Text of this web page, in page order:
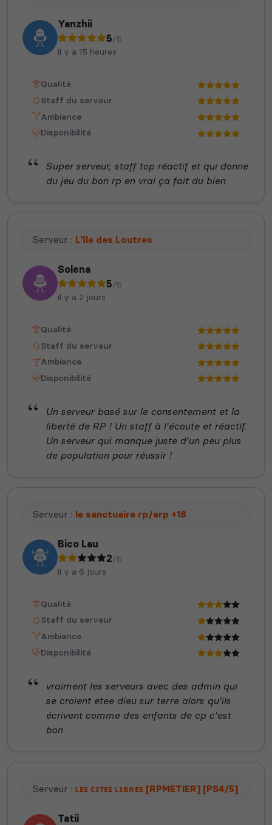
Yanzhii
5/5
il y a 15 heures
Qualité
Staff du serveur
Ambiance
Disponibilité
Super serveur, staff top réactif et qui donne
du jeu du bon rp en vrai ça fait du bien
Serveur : L'île des Loutres
Solena
5/5
il y a 2 jours
Qualité
Staff du serveur
Ambiance
Disponibilité
Un serveur basé sur le consentement et la
liberté de RP ! Un staff à l'écoute et réactif.
Un serveur qui manque juste d'un peu plus
de population pour réussir !
Serveur : le sanctuaire rp/erp +18
Bico Lau
2/5
il y a 6 jours
Qualité
Staff du serveur
Ambiance
Disponibilité
vraiment les serveurs avec des admin qui
se croient etee dieu sur terre alors qu'ils
écrivent comme des enfants de cp c'est
bon
Serveur : ʟᴇꜱ ᴄɪᴛᴇꜱ ʟɪʙʀᴇꜱ [RPMETIER] [PS4/5]
Tatii